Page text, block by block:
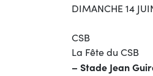
DIMANCHE 14
CSB
La Fête du CSB
– Stade Jean